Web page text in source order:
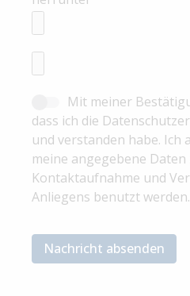
Mit meiner
dass ich die
und verstanden habe. Ich
meine angegebene
Kontaktaufnahme und
Anliegens benutzt werden.
Nachricht absenden